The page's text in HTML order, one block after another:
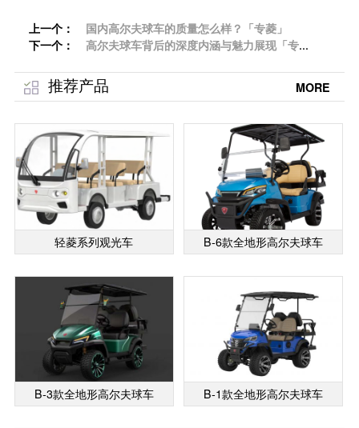
上一个：
国内高尔夫球车的质量怎么样？「专菱」
下一个：
高尔夫球车背后的深度内涵与魅力展现「专
推荐产品 MORE
轻菱系列观光车 B-6款全地形高尔夫球车
B-3款全地形高尔夫球车 B-1款全地形高尔夫球车